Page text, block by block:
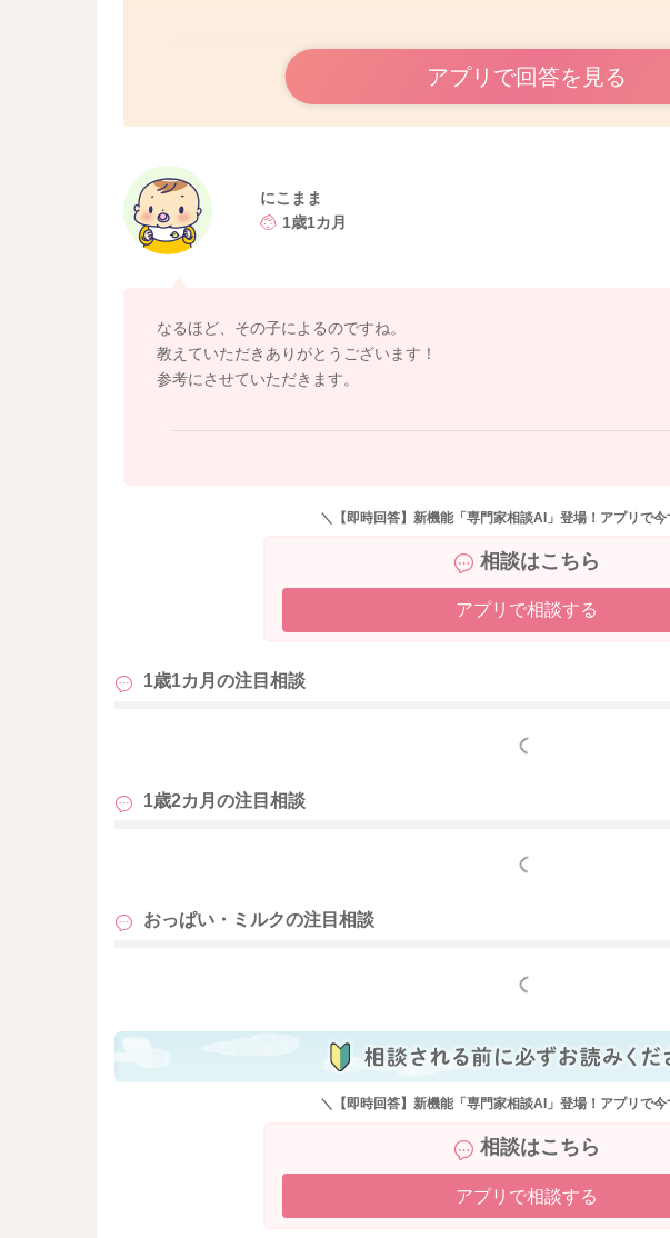
アプリで回答を見る
にこまま
1歳1カ月
なるほど、その子によるのですね。
教えていただきありがとうございます！
参考にさせていただきます。
＼【即時回答】新機能「専門家相談AI」登場！アプリで今
相談はこちら
アプリで相談する
1歳1カ月の注目相談
もっと見る
1歳2カ月の注目相談
もっと見る
おっぱい・ミルクの注目相談
もっと見る
＼【即時回答】新機能「専門家相談AI」登場！アプリで今
相談はこちら
アプリで相談する